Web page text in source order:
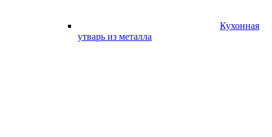
Кухонная
утварь из металла